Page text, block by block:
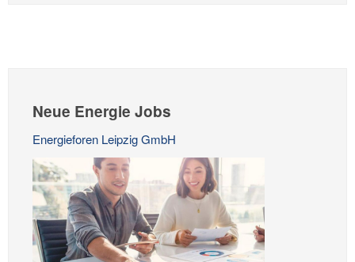
Neue Energie Jobs
Energieforen Leipzig GmbH